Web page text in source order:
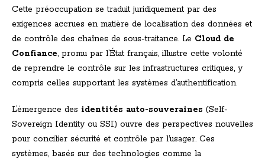
Cette préoccupation se traduit juridiquement par des
exigences accrues en matière de localisation des données et
de contrôle des chaînes de sous-traitance. Le Cloud de
Confiance, promu par l’État français, illustre cette volonté
de reprendre le contrôle sur les infrastructures critiques, y
compris celles supportant les systèmes d’authentification.
L’émergence des identités auto-souveraines (Self-
Sovereign Identity ou SSI) ouvre des perspectives nouvelles
pour concilier sécurité et contrôle par l’usager. Ces
systèmes, basés sur des technologies comme la